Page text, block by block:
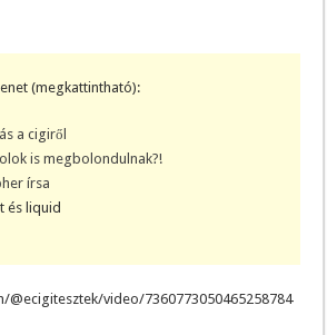
(megkattintható):
a cigiről
is megbolondulnak?!
írsa
és liquid
@ecigitesztek/video/7360773050465258784